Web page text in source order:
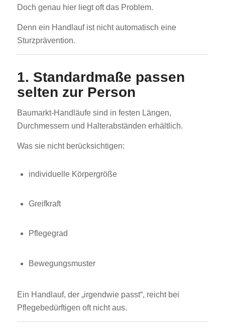
Doch genau hier liegt oft das Problem.
Denn ein Handlauf ist nicht automatisch eine
Sturzprävention.
1. Standardmaße passen
selten zur Person
Baumarkt-Handläufe sind in festen Längen,
Durchmessern und Halterabständen erhältlich.
Was sie nicht berücksichtigen:
individuelle Körpergröße
Greifkraft
Pflegegrad
Bewegungsmuster
Ein Handlauf, der „irgendwie passt“, reicht bei
Pflegebedürftigen oft nicht aus.